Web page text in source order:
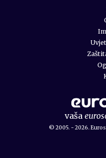
vaša
© 2005. - 2026.